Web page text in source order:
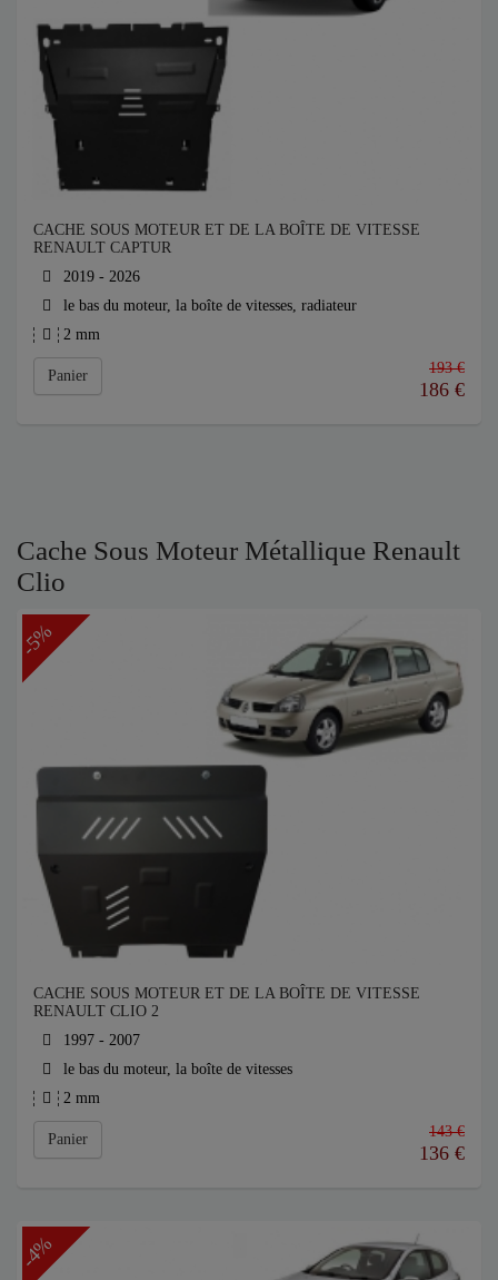
CACHE SOUS MOTEUR ET DE LA BOÎTE DE VITESSE
RENAULT CAPTUR
2019 - 2026
le bas du moteur, la boîte de vitesses, radiateur
2 mm
Panier 193 €
186 €
Cache Sous Moteur Métallique Renault
Clio
-5%
CACHE SOUS MOTEUR ET DE LA BOÎTE DE VITESSE
RENAULT CLIO 2
1997 - 2007
le bas du moteur, la boîte de vitesses
2 mm
Panier 143 €
136 €
-4%